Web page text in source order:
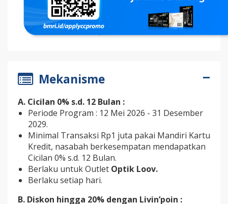
Mekanisme
A. Cicilan 0% s.d. 12 Bulan :
Periode Program : 12 Mei 2026 - 31 Desember
2029.
Minimal Transaksi Rp1 juta pakai Mandiri Kartu
Kredit, nasabah berkesempatan mendapatkan
Cicilan 0% s.d. 12 Bulan.
Berlaku untuk Outlet Optik Loov.
Berlaku setiap hari.
B. Diskon hingga 20% dengan Livin’poin :